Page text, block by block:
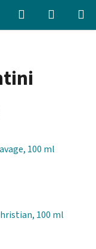
Keresés KOSÁR
100 ml
100 ml